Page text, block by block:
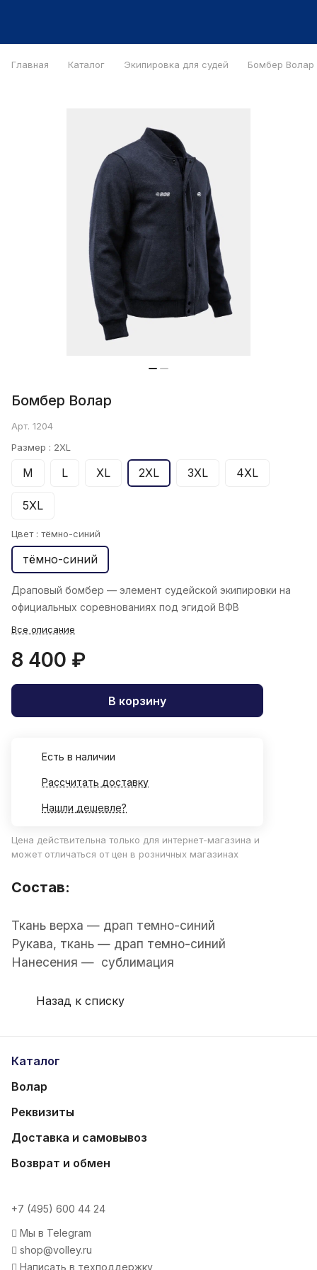
Главная Каталог Экипировка для судей Бомбер Bолар
Бомбер Bолар
Арт. 1204
Размер : 2XL
M L XL 2XL 3XL 4XL
5XL
Цвет : тёмно-синий
тёмно-синий
Драповый бомбер — элемент судейской экипировки на
официальных соревнованиях под эгидой ВФВ
Все описание
8 400 ₽
В корзину
Есть в наличии
Рассчитать доставку
Нашли дешевле?
Цена действительна только для интернет-магазина и
может отличаться от цен в розничных магазинах
Состав:
Ткань верха — драп темно-синий
Рукава, ткань — драп темно-синий
Нанесения — сублимация
Назад к списку
Каталог
Волар
Реквизиты
Доставка и самовывоз
Возврат и обмен
+7 (495) 600 44 24
Мы в Telegram
shop@volley.ru
Написать в техподдержку